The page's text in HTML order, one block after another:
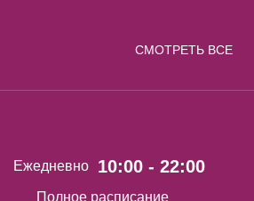
СМОТРЕТЬ ВСЕ
Ежедневно 10:00 - 22:00
Полное расписание